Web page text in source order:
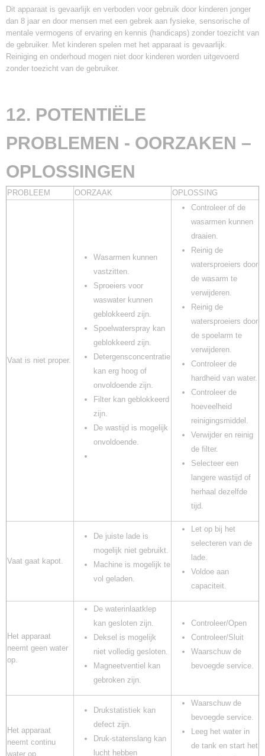
Dit apparaat is gevaarlijk en verboden voor gebruik door kinderen jonger
dan 8 jaar en door mensen met een gebrek aan fysieke, sensorische of
mentale vermogens of ervaring en kennis (handicaps) zonder toezicht van
de gebruiker. Met kinderen spelen met het apparaat is gevaarlijk.
Reiniging en onderhoud mogen niet door kinderen worden uitgevoerd
zonder toezicht van de gebruiker.
12. POTENTIËLE
PROBLEMEN - OORZAKEN –
OPLOSSINGEN
PROBLEEM OORZAAK OPLOSSING
Vaat is niet proper.
Wasarmen kunnen
vastzitten.
Sproeiers voor
waswater kunnen
geblokkeerd zijn.
Spoelwaterspray kan
geblokkeerd zijn.
Detergensconcentratie
kan erg hoog of
onvoldoende zijn.
Filter kan geblokkeerd
zijn.
De wastijd is mogelijk
onvoldoende.
Controleer of de
wasarmen kunnen
draaien.
Reinig de
watersproeiers door
de wasarm te
verwijderen.
Reinig de
watersproeiers door
de spoelarm te
verwijderen.
Controleer de
hardheid van water.
Controleer de
hoeveelheid
reinigingsmiddel.
Verwijder en reinig
de filter.
Selecteer een
langere wastijd of
herhaal dezelfde
tijd.
Vaat gaat kapot.
De juiste lade is
mogelijk niet gebruikt.
Machine is mogelijk te
vol geladen.
Let op bij het
selecteren van de
lade.
Voldoe aan
capaciteit.
Het apparaat
neemt geen water
op.
De waterinlaatklep
kan gesloten zijn.
Deksel is mogelijk
niet volledig gesloten.
Magneetventiel kan
gebroken zijn.
Controleer/Open
Controleer/Sluit
Waarschuw de
bevoegde service.
Het apparaat
neemt continu
water op
Drukstatistiek kan
defect zijn.
Druk-statenslang kan
lucht hebben
Waarschuw de
bevoegde service.
Leeg het water in
de tank en start het